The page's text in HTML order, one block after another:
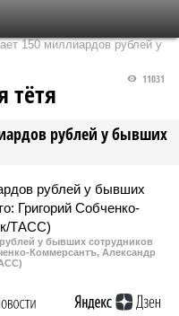
150 миллиардов рублей у
рублей у бывших
11031
тётя
у бывших сотрудников
Коммерсантъ, Александр